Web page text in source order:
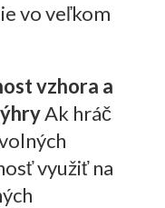
vo veľkom
vzhora a
Ak hráč
využiť na